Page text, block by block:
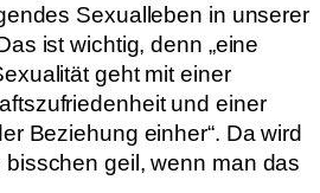
Sexualleben in unserer
ist wichtig, denn „eine
geht mit einer
und einer
Beziehung einher“. Da wird
geil, wenn man das